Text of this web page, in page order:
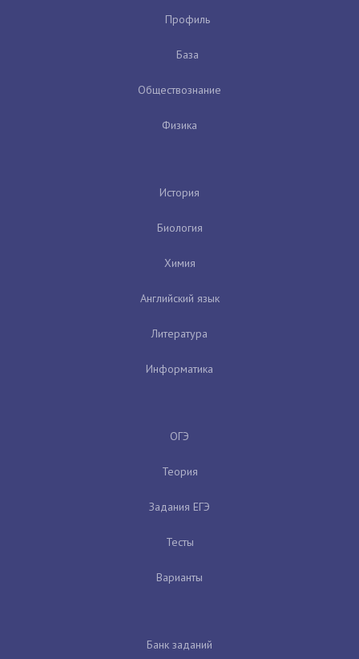
Профиль
База
Обществознание
Физика
История
Биология
Химия
Английский язык
Литература
Информатика
ОГЭ
Теория
Задания ЕГЭ
Тесты
Варианты
Банк заданий